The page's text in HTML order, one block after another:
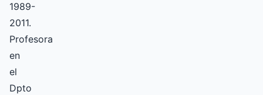
1989-
2011.
Profesora
en
el
Dpto